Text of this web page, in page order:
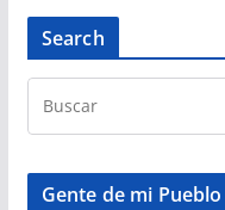
Search
Gente de mi Pueblo